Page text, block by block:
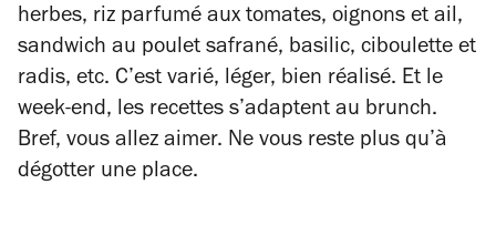
herbes, riz parfumé aux tomates, oignons et ail,
sandwich au poulet safrané, basilic, ciboulette et
radis, etc. C’est varié, léger, bien réalisé. Et le
week-end, les recettes s’adaptent au brunch.
Bref, vous allez aimer. Ne vous reste plus qu’à
dégotter une place.